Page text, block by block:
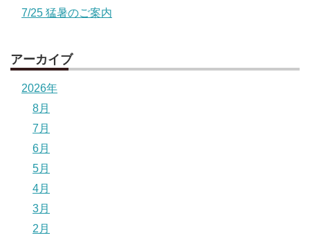
7/25 猛暑のご案内
アーカイブ
2026年
8月
7月
6月
5月
4月
3月
2月